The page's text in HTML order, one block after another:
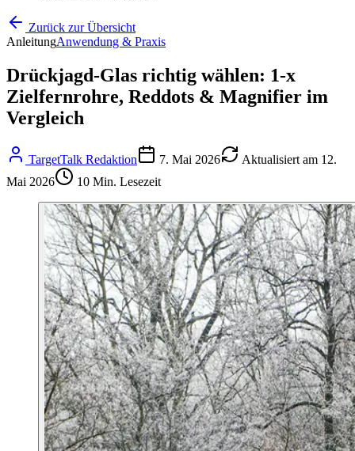
Zurück zur Übersicht
AnleitungAnwendung & Praxis
Drückjagd-Glas richtig wählen: 1-x
Zielfernrohre, Reddots & Magnifier im
Vergleich
TargetTalk Redaktion 7. Mai 2026 Aktualisiert am 12.
Mai 2026
10 Min. Lesezeit